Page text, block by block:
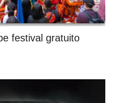
festival gratuito